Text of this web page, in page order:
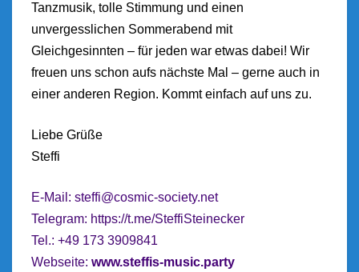
Tanzmusik, tolle Stimmung und einen
unvergesslichen Sommerabend mit
Gleichgesinnten – für jeden war etwas dabei! Wir
freuen uns schon aufs nächste Mal – gerne auch in
einer anderen Region. Kommt einfach auf uns zu.
Liebe Grüße
Steffi
E-Mail: steffi@cosmic-society.net
Telegram: https://t.me/SteffiSteinecker
Tel.: +49 173 3909841
Webseite: www.steffis-music.party